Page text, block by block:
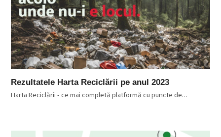
Rezultatele Harta Reciclării pe anul 2023
Harta Reciclării - ce mai completă platformă cu puncte de…